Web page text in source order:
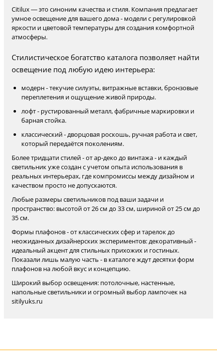
Citilux — это синоним качества и стиля. Компания предлагает
умное освещение для вашего дома - модели с регулировкой
яркости и цветовой температуры для создания комфортной
атмосферы.
Стилистическое богатство каталога позволяет найти
освещение под любую идею интерьера:
модерн - текучие силуэты, витражные вставки, бронзовые
переплетения и ощущение живой природы.
лофт - рустированный металл, фабричные маркировки и
барная стойка.
классический - дворцовая роскошь, ручная работа и свет,
который передаётся поколениям.
Более тридцати стилей - от ар-деко до винтажа - и каждый
светильник уже создан с учетом опыта использования в
реальных интерьерах, где компромиссы между дизайном и
качеством просто не допускаются.
Любые размеры светильников под ваши задачи и
пространство: высотой от 26 см до 33 см, шириной от 25 см до
35 см.
Формы плафонов - от классических сфер и тарелок до
неожиданных дизайнерских экспериментов: декоративный -
идеальный акцент для стильных прихожих и гостиных.
Показали лишь малую часть - в каталоге ждут десятки форм
плафонов на любой вкус и концепцию.
Широкий выбор освещения: потолочные, настенные,
напольные светильники и огромный выбор лампочек на
sitilyuks.ru